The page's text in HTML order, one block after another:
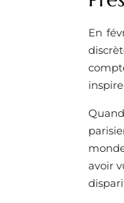
En
avoir